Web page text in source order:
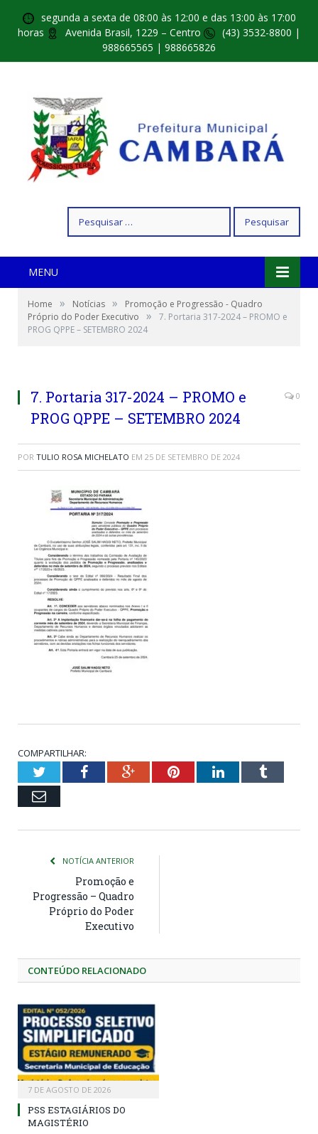
segunda a sexta de 08:00 às 12:00 e das 13:00 às 17:00
horas
Avenida Brasil, 1229 – Centro
(43) 3532-8800 |
988665565 | 988665826
por:
MENU
Home » Notícias »
Promoção e Progressão - Quadro
Próprio do Poder Executivo
»
7. Portaria 317-2024 – PROMO e
PROG QPPE – SETEMBRO 2024
7. Portaria 317-2024 – PROMO e
PROG QPPE – SETEMBRO 2024
0
POR TULIO ROSA MICHELATO EM 25 DE SETEMBRO DE 2024
COMPARTILHAR:
TwitterFacebookGoogle+PinterestLinkedInTumblr
Email
NOTÍCIA ANTERIOR
Promoção e
Progressão – Quadro
Próprio do Poder
Executivo
CONTEÚDO RELACIONADO
7 DE AGOSTO DE 2026
PSS ESTAGIÁRIOS DO
MAGISTÉRIO